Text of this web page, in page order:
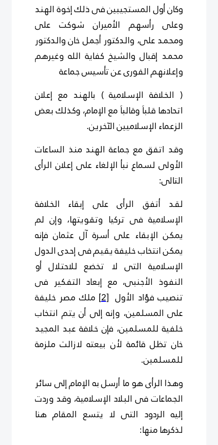
وكان أول المستجيبين فى ذلك إخوة الهند
وعلى رأسهم الأميران شوكت على
ومحمد على، والدكتور أجمل خان والدكتور
محمد إقبال والشيخ كفاية الله وغيرهم
وإعلانهم الفورى عن تأسيس جماعة
( الخلافة الإسلامية ) بالهند مع إعلان
اتحادها قلباَ وقالباَ مع الإمام، وكذلك بعض
الزعماء الإسلاميين الآخرين.
وقد اتفق مع جماعة الهند منذ الساعات
الأولى لسماع نبأ الإلغاء على إعلان الرأى
التالى:
لقد أتفق الرأى على إبقاء الخلافة
الإسلامية فى تركيا وتقويتها، وإن لم
يمكن الإبقاء على أسرة آل عثمان فإنه
يمكن انتخاب خليفة يقيم فى إحدى الدول
الإسلامية التى لا تخضع للاحتلال أو
النفوذ الأجنبى، مع إبعاد التفكير فى
تنصيب فؤاد الأول[2]
ملك مصر خليفة
على المسلمين، وإنه إلى أن يتم انتخاب
خلفية للمسلمين، فإن خلافة عبد المجيد
خان تظل قائمة لأن بيعته لازالت ملزمة
للمسلمين.
وهذا الرأى هو ما أرسل به الإمام إلى سائر
الجماعات فى البلاد الإسلامية، وقد وردت
إليه الردود التى لا يتسع المقام هنا
لذكرها منها: